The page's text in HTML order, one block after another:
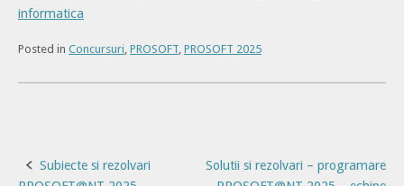
informatica
Posted in Concursuri, PROSOFT, PROSOFT 2025
Post
Subiecte si rezolvari
Solutii si rezolvari – programare